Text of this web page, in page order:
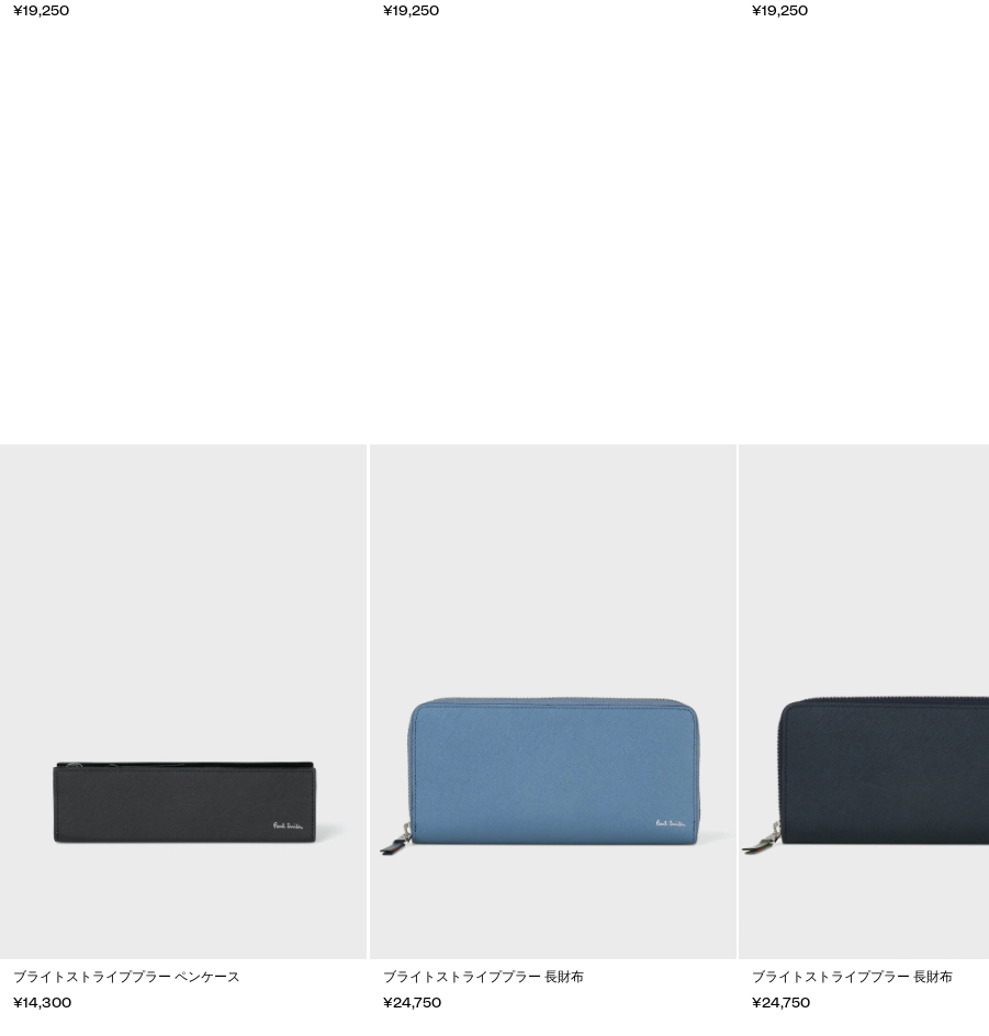
¥19,250
¥19,250
¥19,250
ブライトストライププラー ペンケース
¥14,300
ブライトストライププラー 長財布
¥24,750
ブライトストライププラー 長財布
¥24,750